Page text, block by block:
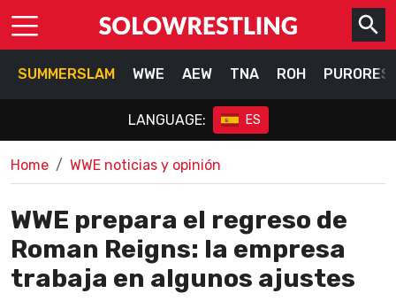
SUMMERSLAM WWE AEW TNA ROH
LANGUAGE: ES
Home WWE noticias y opinión
WWE prepara el regreso de
Roman Reigns: la empresa
trabaja en algunos ajustes